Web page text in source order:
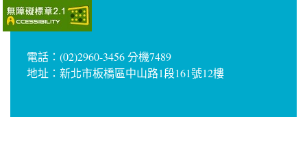
電話：(02)2960-3456 分機7489
地址：新北市板橋區中山路1段161號12樓